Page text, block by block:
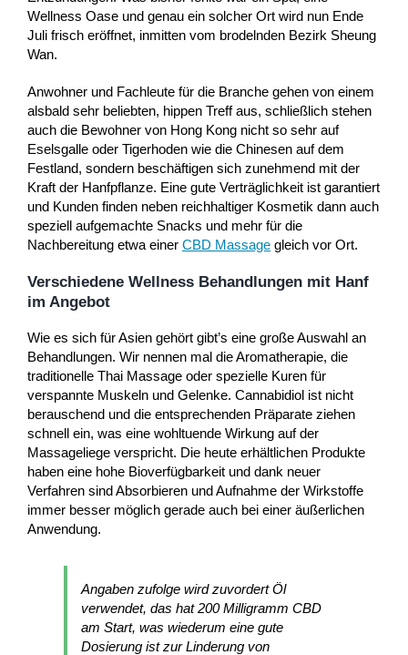
Wellness Oase und genau ein solcher Ort wird nun Ende
Juli frisch eröffnet, inmitten vom brodelnden Bezirk Sheung
Wan.
Anwohner und Fachleute für die Branche gehen von einem
alsbald sehr beliebten, hippen Treff aus, schließlich stehen
auch die Bewohner von Hong Kong nicht so sehr auf
Eselsgalle oder Tigerhoden wie die Chinesen auf dem
Festland, sondern beschäftigen sich zunehmend mit der
Kraft der Hanfpflanze. Eine gute Verträglichkeit ist garantiert
und Kunden finden neben reichhaltiger Kosmetik dann auch
speziell aufgemachte Snacks und mehr für die
Nachbereitung etwa einer CBD Massage gleich vor Ort.
Verschiedene Wellness Behandlungen mit Hanf
im Angebot
Wie es sich für Asien gehört gibt’s eine große Auswahl an
Behandlungen. Wir nennen mal die Aromatherapie, die
traditionelle Thai Massage oder spezielle Kuren für
verspannte Muskeln und Gelenke. Cannabidiol ist nicht
berauschend und die entsprechenden Präparate ziehen
schnell ein, was eine wohltuende Wirkung auf der
Massageliege verspricht. Die heute erhältlichen Produkte
haben eine hohe Bioverfügbarkeit und dank neuer
Verfahren sind Absorbieren und Aufnahme der Wirkstoffe
immer besser möglich gerade auch bei einer äußerlichen
Anwendung.
Angaben zufolge wird zuvordert Öl
verwendet, das hat 200 Milligramm CBD
am Start, was wiederum eine gute
Dosierung ist zur Linderung von